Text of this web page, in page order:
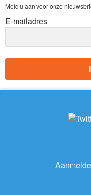
Meld u aan voor onze
E-mailadres